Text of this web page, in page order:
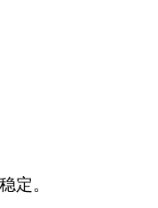
定。